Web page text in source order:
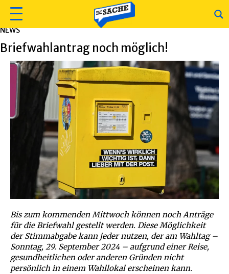
NEWS
Briefwahlantrag noch möglich!
Bis zum kommenden Mittwoch können noch Anträge
für die Briefwahl gestellt werden. Diese Möglichkeit
der Stimmabgabe kann jeder nutzen, der am Wahltag –
Sonntag, 29. September 2024 – aufgrund einer Reise,
gesundheitlichen oder anderen Gründen nicht
persönlich in einem Wahllokal erscheinen kann.